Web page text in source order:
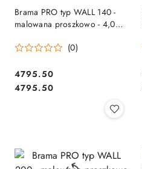
Brama PRO typ WALL 140 -
malowana proszkowo - 4,00
(0)
Cena:
4795.50
Cena:
4795.50